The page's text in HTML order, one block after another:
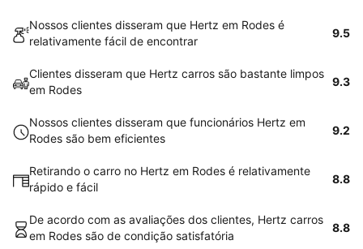
Nossos clientes disseram que Hertz em Rodes é
relativamente fácil de encontrar
9.5
Clientes disseram que Hertz carros são bastante limpos
em Rodes
9.3
Nossos clientes disseram que funcionários Hertz em
Rodes são bem eficientes
9.2
Retirando o carro no Hertz em Rodes é relativamente
rápido e fácil
8.8
De acordo com as avaliações dos clientes, Hertz carros
em Rodes são de condição satisfatória
8.8